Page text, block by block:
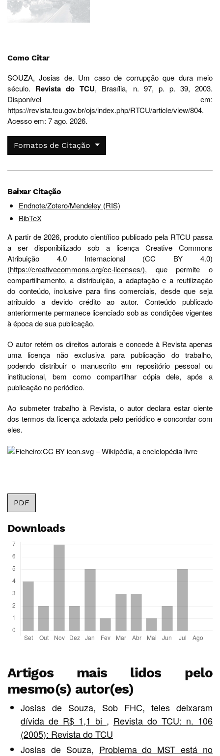
Como Citar
SOUZA, Josias de. Um caso de corrupção que dura meio
século. Revista do TCU, Brasília, n. 97, p. p. 39, 2003.
Disponível em:
https://revista.tcu.gov.br/ojs/index.php/RTCU/article/view/804.
Acesso em: 7 ago. 2026.
Fomatos de Citação
Baixar Citação
Endnote/Zotero/Mendeley (RIS)
BibTeX
A partir de 2026, produto científico publicado pela RTCU passa
a ser disponibilizado sob a licença Creative Commons
Atribuição 4.0 Internacional (CC BY 4.0)
(https://creativecommons.org/cc-licenses/), que permite o
compartilhamento, a distribuição, a adaptação e a reutilização
do conteúdo, inclusive para fins comerciais, desde que seja
atribuído a devido crédito ao autor. Conteúdo publicado
anteriormente permanece licenciado sob as condições vigentes
à época de sua publicação.
O autor retém os direitos autorais e concede à Revista apenas
uma licença não exclusiva para publicação do trabalho,
podendo distribuir o manuscrito em repositório pessoal ou
institucional, bem como compartilhar cópia dele, após a
publicação no periódico.
Ao submeter trabalho à Revista, o autor declara estar ciente
dos termos da licença adotada pelo periódico e concordar com
eles.
PDF
Downloads
Artigos mais lidos pelo
mesmo(s) autor(es)
Josias de Souza, Sob FHC, teles deixaram
dívida de R$ 1,1 bi , Revista do TCU: n. 106
(2005): Revista do TCU
Josias de Souza, Problema do MST está no